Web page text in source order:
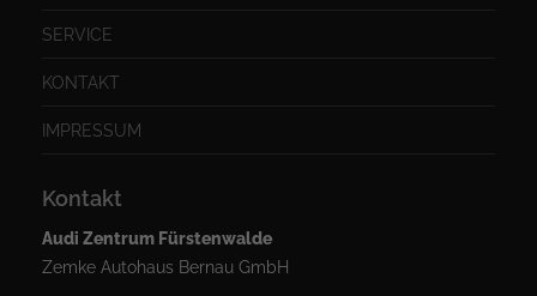
SERVICE
KONTAKT
IMPRESSUM
Kontakt
Audi Zentrum Fürstenwalde
Zemke Autohaus Bernau GmbH